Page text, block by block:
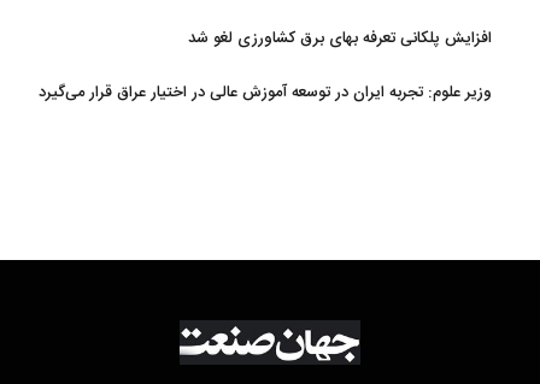
افزایش پلکانی تعرفه بهای برق کشاورزی لغو شد
وزیر علوم: تجربه ایران در توسعه آموزش عالی در اختیار عراق قرار می‌گیرد